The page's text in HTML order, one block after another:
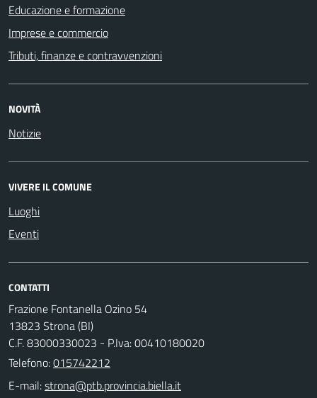
Educazione e formazione
Imprese e commercio
Tributi, finanze e contravvenzioni
NOVITÀ
Notizie
VIVERE IL COMUNE
Luoghi
Eventi
CONTATTI
Frazione Fontanella Ozino 54
13823 Strona (BI)
C.F. 83000330023 - P.Iva: 00410180020
Telefono:015742212
E-mail: